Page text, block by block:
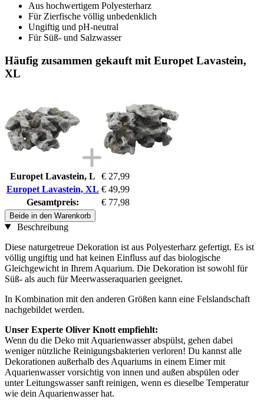
Aus hochwertigem Polyesterharz
Für Zierfische völlig unbedenklich
Ungiftig und pH-neutral
Für Süß- und Salzwasser
Häufig zusammen gekauft mit Europet Lavastein,
XL
Europet Lavastein, L
€ 27,99
Europet Lavastein, XL € 49,99
Gesamtpreis:
€ 77,98
Beide in den Warenkorb
Beschreibung
Diese naturgetreue Dekoration ist aus Polyesterharz gefertigt. Es ist
völlig ungiftig und hat keinen Einfluss auf das biologische
Gleichgewicht in Ihrem Aquarium. Die Dekoration ist sowohl für
Süß- als auch für Meerwasseraquarien geeignet.
In Kombination mit den anderen Größen kann eine Felslandschaft
nachgebildet werden.
Unser Experte Oliver Knott empfiehlt:
Wenn du die Deko mit Aquarienwasser abspülst, gehen dabei
weniger nützliche Reinigungsbakterien verloren! Du kannst alle
Dekorationen außerhalb des Aquariums in einem Eimer mit
Aquarienwasser vorsichtig von innen und außen abspülen oder
unter Leitungswasser sanft reinigen, wenn es dieselbe Temperatur
wie dein Aquarienwasser hat.